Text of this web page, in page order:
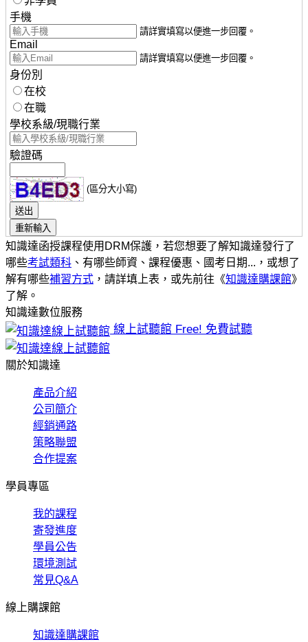
手機
請詳實填寫以便進一步回覆。
Email
請詳實填寫以便進一步回覆。
身份別
在校
在職
學校系級/現職行業
驗證碼
(區分大小寫)
知識達函授課程使用DRM保護，若您想要了解知識達發行了
哪些考試類科 、有哪些師資、課程優惠、國考日期...，或想了
解有哪些補習方式 ，請詳填上表，或先前往《知識達購課館》
了解。
知識達數位服務
線上試聽館 Free! 免費試聽
關於知識達
產品介紹
公司簡介
經銷通路
策略聯盟
合作提案
學員專區
我的課程
寄發進度
學員公告
環境測試
常見Q&A
線上購課館
知識達購課館